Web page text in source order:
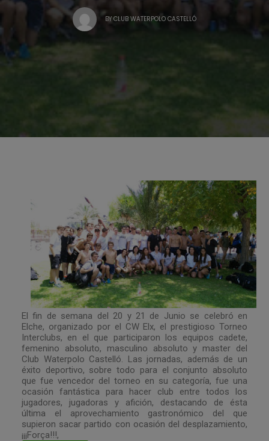
BY CLUB WATERPOLO CASTELLÓ
El fin de semana del 20 y 21 de Junio se celebró en
Elche, organizado por el CW Elx, el prestigioso Torneo
Interclubs, en el que participaron los equipos cadete,
femenino absoluto, masculino absoluto y master del
Club Waterpolo Castelló. Las jornadas, además de un
éxito deportivo, sobre todo para el conjunto absoluto
que fue vencedor del torneo en su categoría, fue una
ocasión fantástica para hacer club entre todos los
jugadores, jugadoras y afición, destacando de ésta
última el aprovechamiento gastronómico del que
supieron sacar partido con ocasión del desplazamiento,
¡¡¡Força!!!,